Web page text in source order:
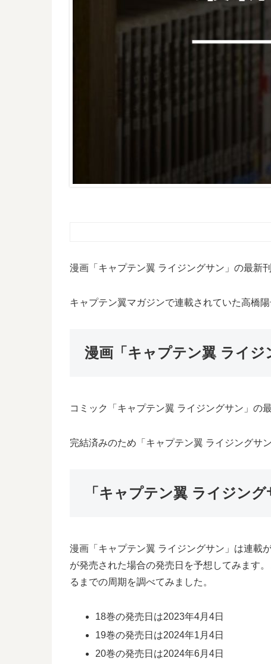
漫画「キャプテン翼 ライジングサン」の最新
キャプテン翼マガジンで連載されていた高橋
漫画「キャプテン翼 ライジ
コミック「キャプテン翼 ライジングサン」の
完結済みのため「キャプテン翼 ライジングサ
「キャプテン翼 ライジン
漫画「キャプテン翼 ライジングサン」は連載
が発売された場合の発売日を予想してみます
るまでの周期を調べてみました。
18巻の発売日は2023年4月4日
19巻の発売日は2024年1月4日
20巻の発売日は2024年6月4日